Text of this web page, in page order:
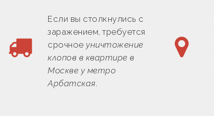
Если вы столкнулись с
заражением, требуется
срочное уничтожение
клопов в квартире в
Москве у метро
Арбатская.